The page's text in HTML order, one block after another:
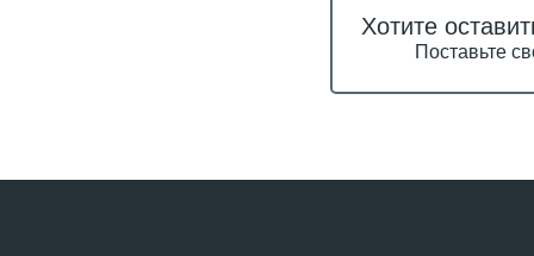
Хотите
Поставьте